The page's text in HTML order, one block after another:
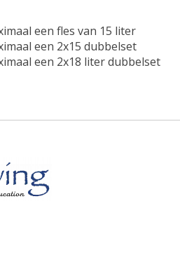
een fles van 15 liter
een 2x15 dubbelset
een 2x18 liter dubbelset